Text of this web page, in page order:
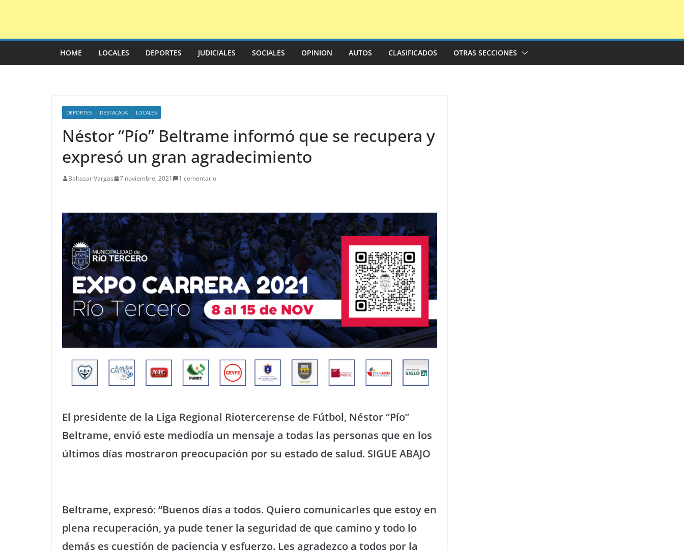
HOME LOCALES DEPORTES JUDICIALES SOCIALES OPINION AUTOS CLASIFICADOS OTRAS SECCIONES
DEPORTES DESTACADA LOCALES
Néstor “Pío” Beltrame informó que se recupera y
expresó un gran agradecimiento
Baltazar Vargas 7 noviembre, 2021 1 comentario
El presidente de la Liga Regional Riotercerense de Fútbol, Néstor “Pío”
Beltrame, envió este mediodía un mensaje a todas las personas que en los
últimos días mostraron preocupación por su estado de salud. SIGUE ABAJO
Beltrame, expresó: “Buenos días a todos. Quiero comunicarles que estoy en
plena recuperación, ya pude tener la seguridad de que camino y todo lo
demás es cuestión de paciencia y esfuerzo. Les agradezco a todos por la